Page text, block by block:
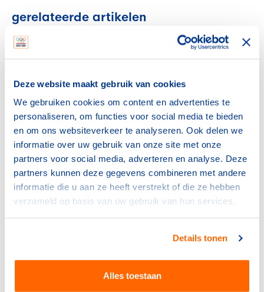
Deze website maakt gebruik van cookies
We gebruiken cookies om content en advertenties te
personaliseren, om functies voor social media te bieden
en om ons websiteverkeer te analyseren. Ook delen we
informatie over uw gebruik van onze site met onze
partners voor social media, adverteren en analyse. Deze
partners kunnen deze gegevens combineren met andere
informatie die u aan ze heeft verstrekt of die ze hebben
verzameld op basis van uw gebruik van hun services.
Details tonen
Alles toestaan
gerelateerde artikelen
voorop, ook bij politieke
dilemma’s
16 juli 2026
Internationaal
IOC laat Russische sporters
weer toe
8 juli 2026
Raad van Toezicht NOC*NSF